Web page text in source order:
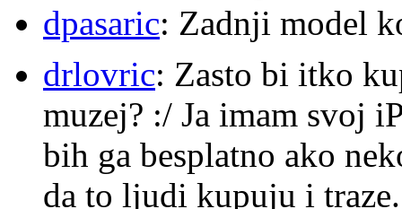
dpasaric: Zadnji model
drlovric: Zasto bi itko
muzej? :/ Ja imam svoj
bih ga besplatno ako
da to ljudi kupuju i traze.